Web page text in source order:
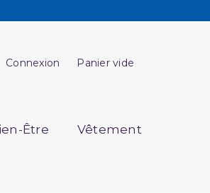
Connexion Panier vide
Être Vêtement